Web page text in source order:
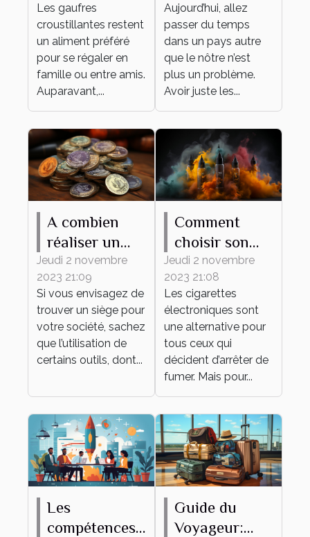
Les gaufres
croustillantes restent
un aliment préféré
pour se régaler en
famille ou entre amis.
Auparavant,...
Aujourd’hui, allez
passer du temps
dans un pays autre
que le nôtre n’est
plus un problème.
Avoir juste les...
A combien
réaliser un
tampon d'une
société ?
Jeudi 2 novembre
2023 21:09
Si vous envisagez de
trouver un siège pour
votre société, sachez
que l’utilisation de
certains outils, dont...
Comment
choisir son
premier e-
liquide ?
Jeudi 2 novembre
2023 21:08
Les cigarettes
électroniques sont
une alternative pour
tous ceux qui
décident d’arrêter de
fumer. Mais pour...
Les
compétences
Guide du
Voyageur: